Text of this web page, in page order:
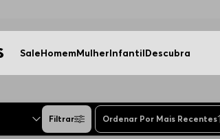
SaleHomemMulherInfantilDescubra
Filtrar Ordenar Por Mais Recentes